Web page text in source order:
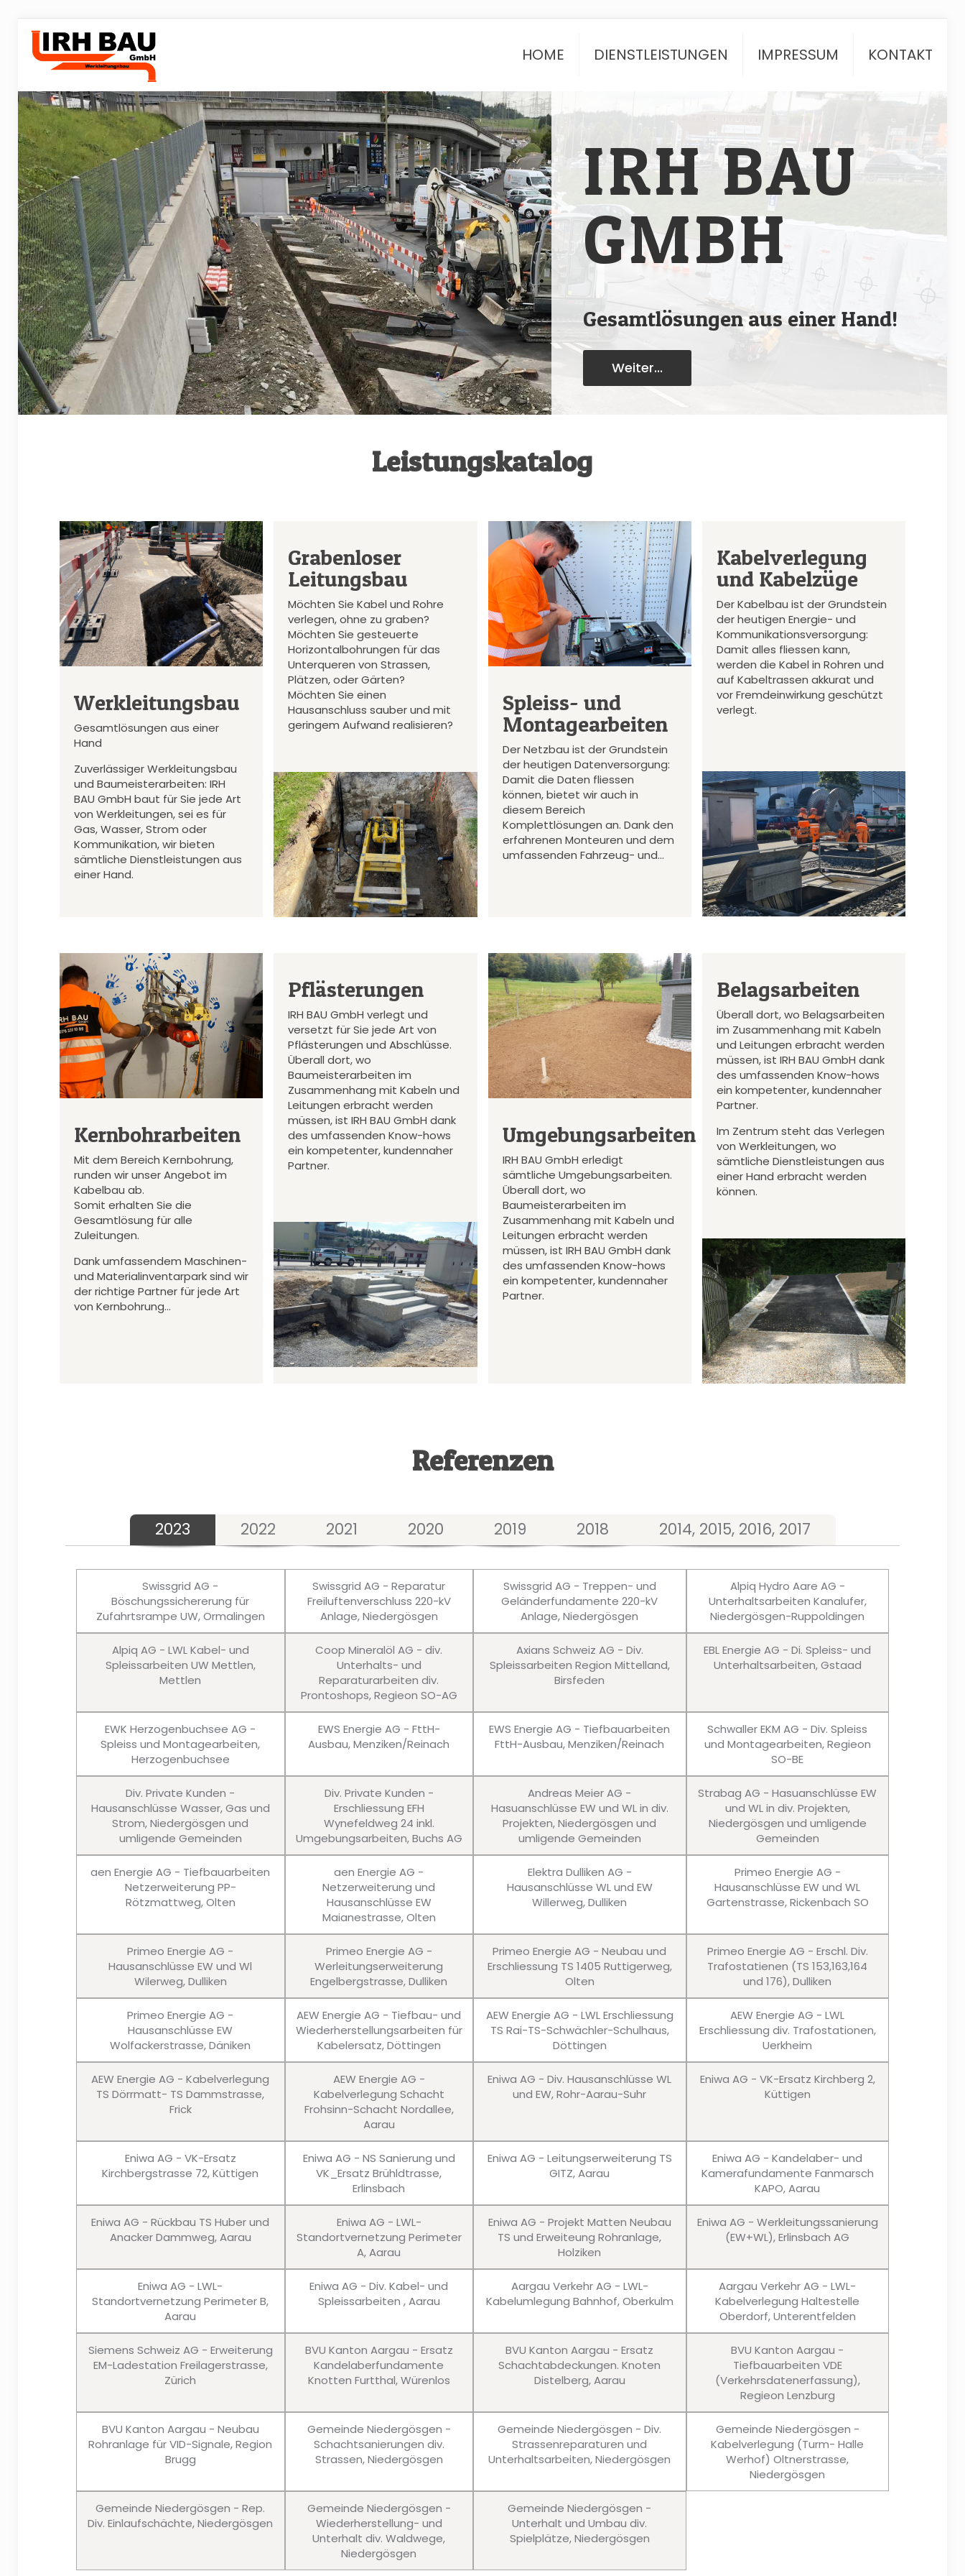
HOME DIENSTLEISTUNGEN IMPRESSUM KONTAKT
IRH BAU
GMBH
Gesamtlösungen aus einer Hand!
Weiter...
Leistungskatalog
Werkleitungsbau
Gesamtlösungen aus einer
Hand
Zuverlässiger Werkleitungsbau
und Baumeisterarbeiten: IRH
BAU GmbH baut für Sie jede Art
von Werkleitungen, sei es für
Gas, Wasser, Strom oder
Kommunikation, wir bieten
sämtliche Dienstleistungen aus
einer Hand.
Grabenloser
Leitungsbau
Möchten Sie Kabel und Rohre
verlegen, ohne zu graben?
Möchten Sie gesteuerte
Horizontalbohrungen für das
Unterqueren von Strassen,
Plätzen, oder Gärten?
Möchten Sie einen
Hausanschluss sauber und mit
geringem Aufwand realisieren?
Spleiss- und
Montagearbeiten
Der Netzbau ist der Grundstein
der heutigen Datenversorgung:
Damit die Daten fliessen
können, bietet wir auch in
diesem Bereich
Komplettlösungen an. Dank den
erfahrenen Monteuren und dem
umfassenden Fahrzeug- und…
Kabelverlegung
und Kabelzüge
Der Kabelbau ist der Grundstein
der heutigen Energie- und
Kommunikationsversorgung:
Damit alles fliessen kann,
werden die Kabel in Rohren und
auf Kabeltrassen akkurat und
vor Fremdeinwirkung geschützt
verlegt.
Kernbohrarbeiten
Mit dem Bereich Kernbohrung,
runden wir unser Angebot im
Kabelbau ab.
Somit erhalten Sie die
Gesamtlösung für alle
Zuleitungen.
Dank umfassendem Maschinen-
und Materialinventarpark sind wir
der richtige Partner für jede Art
von Kernbohrung…
Pflästerungen
IRH BAU GmbH verlegt und
versetzt für Sie jede Art von
Pflästerungen und Abschlüsse.
Überall dort, wo
Baumeisterarbeiten im
Zusammenhang mit Kabeln und
Leitungen erbracht werden
müssen, ist IRH BAU GmbH dank
des umfassenden Know-hows
ein kompetenter, kundennaher
Partner.
Umgebungsarbeiten
IRH BAU GmbH erledigt
sämtliche Umgebungsarbeiten.
Überall dort, wo
Baumeisterarbeiten im
Zusammenhang mit Kabeln und
Leitungen erbracht werden
müssen, ist IRH BAU GmbH dank
des umfassenden Know-hows
ein kompetenter, kundennaher
Partner.
Belagsarbeiten
Überall dort, wo Belagsarbeiten
im Zusammenhang mit Kabeln
und Leitungen erbracht werden
müssen, ist IRH BAU GmbH dank
des umfassenden Know-hows
ein kompetenter, kundennaher
Partner.
Im Zentrum steht das Verlegen
von Werkleitungen, wo
sämtliche Dienstleistungen aus
einer Hand erbracht werden
können.
Referenzen
2023 2022 2021 2020 2019 2018 2014, 2015, 2016, 2017
Swissgrid AG -
Böschungssichererung für
Zufahrtsrampe UW, Ormalingen
Swissgrid AG - Reparatur
Freiluftenverschluss 220-kV
Anlage, Niedergösgen
Swissgrid AG - Treppen- und
Geländerfundamente 220-kV
Anlage, Niedergösgen
Alpiq Hydro Aare AG -
Unterhaltsarbeiten Kanalufer,
Niedergösgen-Ruppoldingen
Alpiq AG - LWL Kabel- und
Spleissarbeiten UW Mettlen,
Mettlen
Coop Mineralöl AG - div.
Unterhalts- und
Reparaturarbeiten div.
Prontoshops, Regieon SO-AG
Axians Schweiz AG - Div.
Spleissarbeiten Region Mittelland,
Birsfeden
EBL Energie AG - Di. Spleiss- und
Unterhaltsarbeiten, Gstaad
EWK Herzogenbuchsee AG -
Spleiss und Montagearbeiten,
Herzogenbuchsee
EWS Energie AG - FttH-
Ausbau, Menziken/Reinach
EWS Energie AG - Tiefbauarbeiten
FttH-Ausbau, Menziken/Reinach
Schwaller EKM AG - Div. Spleiss
und Montagearbeiten, Regieon
SO-BE
Div. Private Kunden -
Hausanschlüsse Wasser, Gas und
Strom, Niedergösgen und
umligende Gemeinden
Div. Private Kunden -
Erschliessung EFH
Wynefeldweg 24 inkl.
Umgebungsarbeiten, Buchs AG
Andreas Meier AG -
Hasuanschlüsse EW und WL in div.
Projekten, Niedergösgen und
umligende Gemeinden
Strabag AG - Hasuanschlüsse EW
und WL in div. Projekten,
Niedergösgen und umligende
Gemeinden
aen Energie AG - Tiefbauarbeiten
Netzerweiterung PP-
Rötzmattweg, Olten
aen Energie AG -
Netzerweiterung und
Hausanschlüsse EW
Maianestrasse, Olten
Elektra Dulliken AG -
Hausanschlüsse WL und EW
Willerweg, Dulliken
Primeo Energie AG -
Hausanschlüsse EW und WL
Gartenstrasse, Rickenbach SO
Primeo Energie AG -
Hausanschlüsse EW und Wl
Wilerweg, Dulliken
Primeo Energie AG -
Werleitungserweiterung
Engelbergstrasse, Dulliken
Primeo Energie AG - Neubau und
Erschliessung TS 1405 Ruttigerweg,
Olten
Primeo Energie AG - Erschl. Div.
Trafostatienen (TS 153,163,164
und 176), Dulliken
Primeo Energie AG -
Hausanschlüsse EW
Wolfackerstrasse, Däniken
AEW Energie AG - Tiefbau- und
Wiederherstellungsarbeiten für
Kabelersatz, Döttingen
AEW Energie AG - LWL Erschliessung
TS Rai-TS-Schwächler-Schulhaus,
Döttingen
AEW Energie AG - LWL
Erschliessung div. Trafostationen,
Uerkheim
AEW Energie AG - Kabelverlegung
TS Dörrmatt- TS Dammstrasse,
Frick
AEW Energie AG -
Kabelverlegung Schacht
Frohsinn-Schacht Nordallee,
Aarau
Eniwa AG - Div. Hausanschlüsse WL
und EW, Rohr-Aarau-Suhr
Eniwa AG - VK-Ersatz Kirchberg 2,
Küttigen
Eniwa AG - VK-Ersatz
Kirchbergstrasse 72, Küttigen
Eniwa AG - NS Sanierung und
VK_Ersatz Brühldtrasse,
Erlinsbach
Eniwa AG - Leitungserweiterung TS
GITZ, Aarau
Eniwa AG - Kandelaber- und
Kamerafundamente Fanmarsch
KAPO, Aarau
Eniwa AG - Rückbau TS Huber und
Anacker Dammweg, Aarau
Eniwa AG - LWL-
Standortvernetzung Perimeter
A, Aarau
Eniwa AG - Projekt Matten Neubau
TS und Erweiteung Rohranlage,
Holziken
Eniwa AG - Werkleitungssanierung
(EW+WL), Erlinsbach AG
Eniwa AG - LWL-
Standortvernetzung Perimeter B,
Aarau
Eniwa AG - Div. Kabel- und
Spleissarbeiten , Aarau
Aargau Verkehr AG - LWL-
Kabelumlegung Bahnhof, Oberkulm
Aargau Verkehr AG - LWL-
Kabelverlegung Haltestelle
Oberdorf, Unterentfelden
Siemens Schweiz AG - Erweiterung
EM-Ladestation Freilagerstrasse,
Zürich
BVU Kanton Aargau - Ersatz
Kandelaberfundamente
Knotten Furtthal, Würenlos
BVU Kanton Aargau - Ersatz
Schachtabdeckungen. Knoten
Distelberg, Aarau
BVU Kanton Aargau -
Tiefbauarbeiten VDE
(Verkehrsdatenerfassung),
Regieon Lenzburg
BVU Kanton Aargau - Neubau
Rohranlage für VID-Signale, Region
Brugg
Gemeinde Niedergösgen -
Schachtsanierungen div.
Strassen, Niedergösgen
Gemeinde Niedergösgen - Div.
Strassenreparaturen und
Unterhaltsarbeiten, Niedergösgen
Gemeinde Niedergösgen -
Kabelverlegung (Turm- Halle
Werhof) Oltnerstrasse,
Niedergösgen
Gemeinde Niedergösgen - Rep.
Div. Einlaufschächte, Niedergösgen
Gemeinde Niedergösgen -
Wiederherstellung- und
Unterhalt div. Waldwege,
Niedergösgen
Gemeinde Niedergösgen -
Unterhalt und Umbau div.
Spielplätze, Niedergösgen